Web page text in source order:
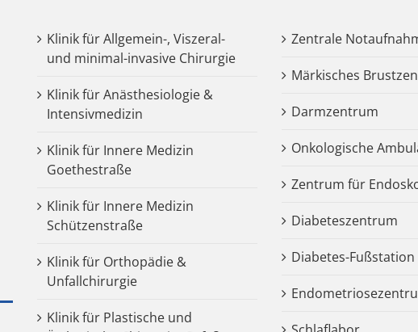
Klinik für Allgemein-, Viszeral-
und minimal-invasive Chirurgie
Klinik für Anästhesiologie &
Intensivmedizin
Klinik für Innere Medizin
Goethestraße
Klinik für Innere Medizin
Schützenstraße
Klinik für Orthopädie &
Unfallchirurgie
Klinik für Plastische und
Zentrale
Märkisches
Darmzentrum
Onkologische
Zentrum für
Diabeteszentrum
Diabetes-Fußstation